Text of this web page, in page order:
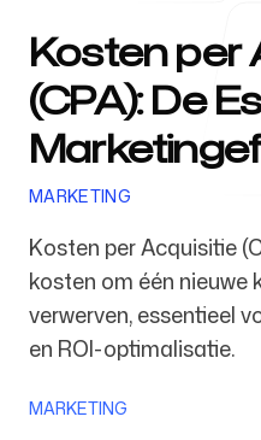
Voor startups
Voor
Blog
Kosten per
(CPA): De
MARKETING
Kosten per Acquisitie
kosten om één
verwerven, essentieel
en ROI-optimalisatie.
MARKETING